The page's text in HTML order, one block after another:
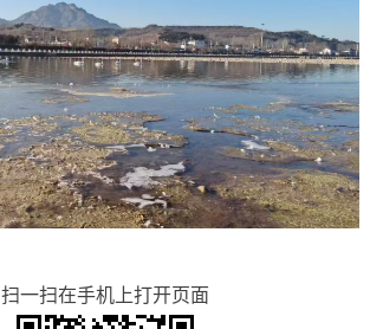
扫一扫在手机上打开页面